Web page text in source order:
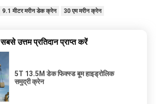
9.1 मीटर मरीन डेक क्रेन 30 एम मरीन क्रेन
सबसे उत्तम प्रतिदान प्राप्त करें
5T 13.5M डेक फिक्स्ड बूम हाइड्रोलिक
समुद्री क्रेन